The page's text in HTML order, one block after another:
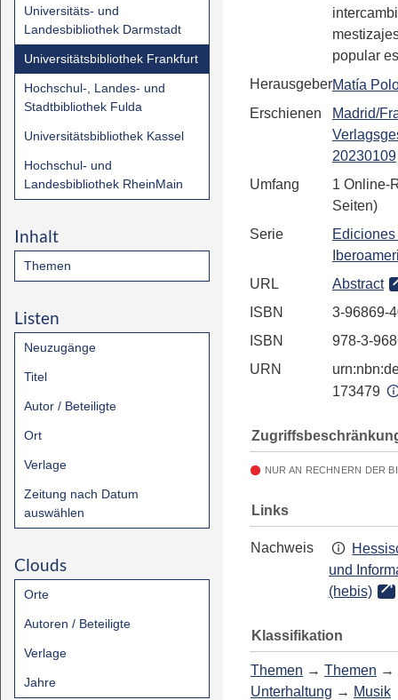
Universitäts- und
Landesbibliothek Darmstadt
Universitätsbibliothek Frankfurt
Hochschul-, Landes- und
Stadtbibliothek Fulda
Universitätsbibliothek Kassel
Hochschul- und
Landesbibliothek RheinMain
Inhalt
Themen
Listen
Neuzugänge
Titel
Autor / Beteiligte
Ort
Verlage
Zeitung nach Datum
auswählen
Clouds
Orte
Autoren / Beteiligte
Verlage
Jahre
popular
HerausgeberMatía
Erschienen
Madrid/
20230109
Umfang
1 Online-
Seiten)
Serie
Ediciones
URL
Abstract
ISBN
3-96869-
ISBN
978-3-
URN
173479
NUR AN RECHNERN DER
Links
Nachweis
und
(hebis)
Klassifikation
Themen → Themen →
Unterhaltung → Musik